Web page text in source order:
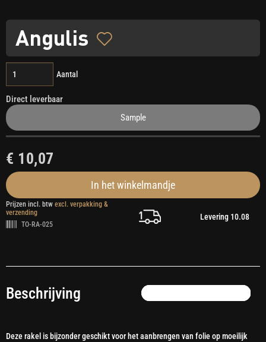
Angulis
Aantal
Direct leverbaar
Sample
€ 10,07
In het winkelmandje
Prijzen incl. btw excl. verpakking &
verzending
TO-RA-025
Levering 10.08
Beschrijving
Deze rakel is bijzonder geschikt voor het aanbrengen van folie op moeilijk